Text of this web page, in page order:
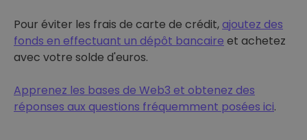
Pour éviter les frais de carte de crédit,ajoutez des
fonds en effectuant un dépôt bancaire et achetez
avec votre solde d'euros.
Apprenez les bases de Web3 et obtenez des
réponses aux questions fréquemment posées ici.